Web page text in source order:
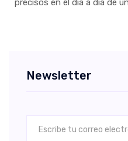
Newsletter